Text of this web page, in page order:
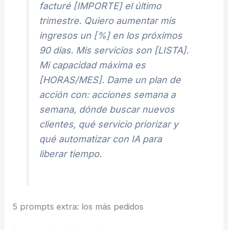
facturé [IMPORTE] el último
trimestre. Quiero aumentar mis
ingresos un [%] en los próximos
90 días. Mis servicios son [LISTA].
Mi capacidad máxima es
[HORAS/MES]. Dame un plan de
acción con: acciones semana a
semana, dónde buscar nuevos
clientes, qué servicio priorizar y
qué automatizar con IA para
liberar tiempo.
5 prompts extra: los más pedidos